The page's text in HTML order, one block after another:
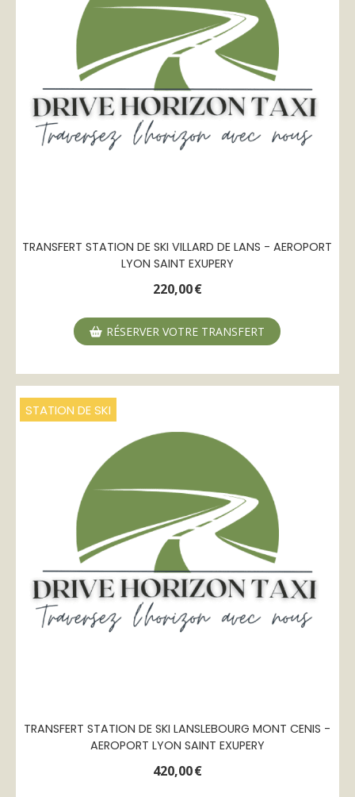
TRANSFERT STATION DE SKI VILLARD DE LANS - AEROPORT
LYON SAINT EXUPERY
220,00€
RÉSERVER VOTRE TRANSFERT
STATION DE SKI
TRANSFERT STATION DE SKI LANSLEBOURG MONT CENIS -
AEROPORT LYON SAINT EXUPERY
420,00€